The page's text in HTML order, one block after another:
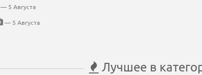
— 5 Августа
— 5 Августа
Лучшее в